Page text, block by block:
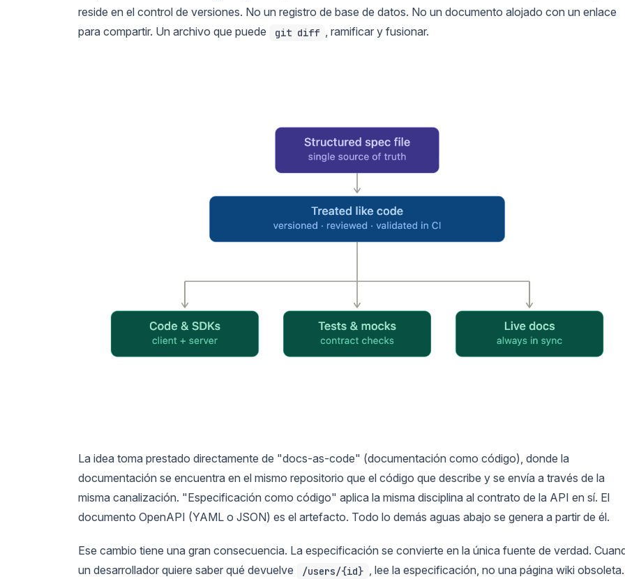
reside en el control de versiones. No un registro de base de datos. No un documento alojado con un enlace
para compartir. Un archivo que puede
git diff , ramificar y fusionar.
La idea toma prestado directamente de "docs-as-code" (documentación como código), donde la
documentación se encuentra en el mismo repositorio que el código que describe y se envía a través de la
misma canalización. "Especificación como código" aplica la misma disciplina al contrato de la API en sí. El
documento OpenAPI (YAML o JSON) es el artefacto. Todo lo demás aguas abajo se genera a partir de él.
Ese cambio tiene una gran consecuencia. La especificación se convierte en la única fuente de verdad.
un desarrollador quiere saber qué devuelve
/users/{id} , lee la especificación, no una página wiki obsoleta.